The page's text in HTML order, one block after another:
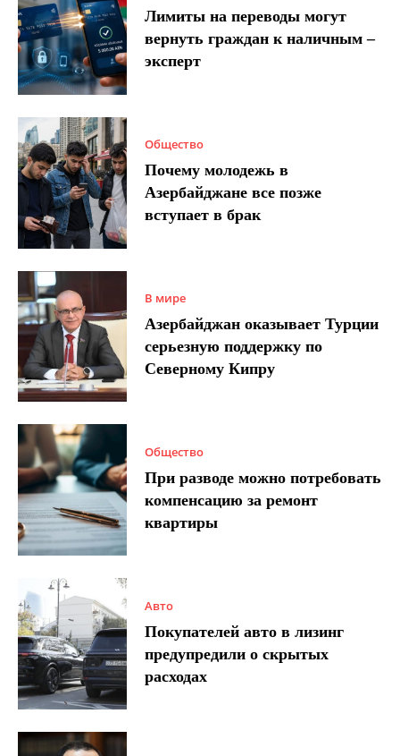
Лимиты на переводы могут
вернуть граждан к наличным –
эксперт
Общество
Почему молодежь в
Азербайджане все позже
вступает в брак
В мире
Азербайджан оказывает Турции
серьезную поддержку по
Северному Кипру
Общество
При разводе можно потребовать
компенсацию за ремонт
квартиры
Авто
Покупателей авто в лизинг
предупредили о скрытых
расходах